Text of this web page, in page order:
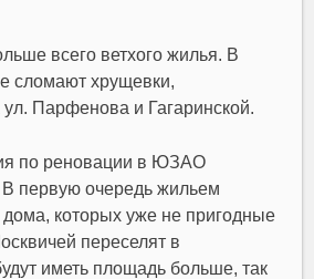
всего ветхого жилья. В
сломают хрущевки,
Парфенова и Гагаринской.
по реновации в ЮЗАО
первую очередь жильем
дома, которых уже не пригодные
переселят в
иметь площадь больше, так